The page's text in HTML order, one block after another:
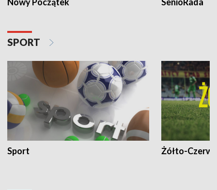
SPORT
Sport Żółto-